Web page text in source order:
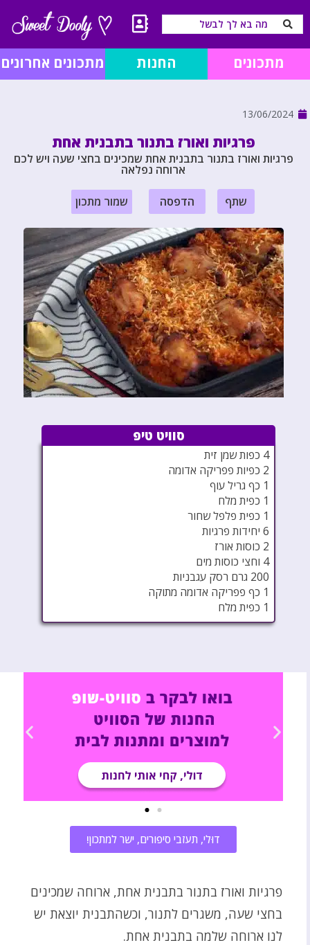
מתכונים החנות מתכונים אחרונים
13/06/2024
פרגיות ואורז בתנור בתבנית אחת
פרגיות ואורז בתנור בתבנית אחת שמכינים בחצי שעה ויש לכם
ארוחה נפלאה
שתף הדפסה שמור מתכון
סוויט טיפ
4 כפות שמן זית
2 כפיות פפריקה אדומה
1 כף גריל עוף
1 כפית מלח
1 כפית פלפל שחור
6 יחידות פרגיות
2 כוסות אורז
4 וחצי כוסות מים
200 גרם רסק עגבניות
1 כף פפריקה אדומה מתוקה
1 כפית מלח
דוּלי, תעזבי סיפורים, ישר למתכון!
פרגיות ואורז בתנור בתבנית אחת, ארוחה שמכינים
בחצי שעה, משגרים לתנור, וכשהתבנית יוצאת יש
לנו ארוחה שלמה בתבנית אחת.